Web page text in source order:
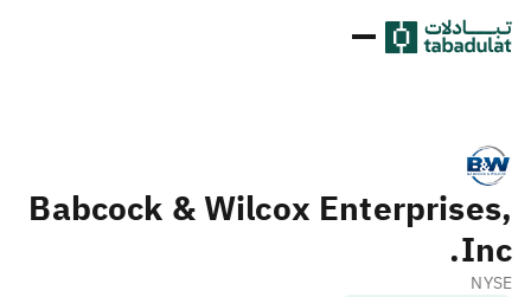
Babcock & Wilcox Enterprises,
Inc.
NYSE